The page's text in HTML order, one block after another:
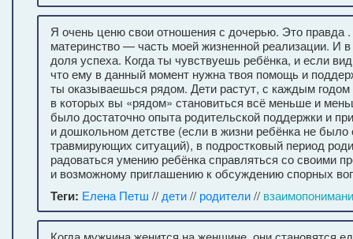
Я очень ценю свои отношения с дочерью. Это правда
материнство — часть моей жизненной реализации. И
доля успеха. Когда ты чувствуешь ребёнка, и если
что ему в данный момент нужна твоя помощь и
ты оказываешься рядом. Дети растут, с каждым
в которых вы «рядом» становиться всё меньше и
было достаточно опыта родительской поддержки и
и дошкольном детстве (если в жизни ребёнка не
травмирующих ситуаций), в подростковый период
радоваться умению ребёнка справляться со своими
и возможному приглашению к обсуждению спорных
Теги: Елена Петш // дети// родители//